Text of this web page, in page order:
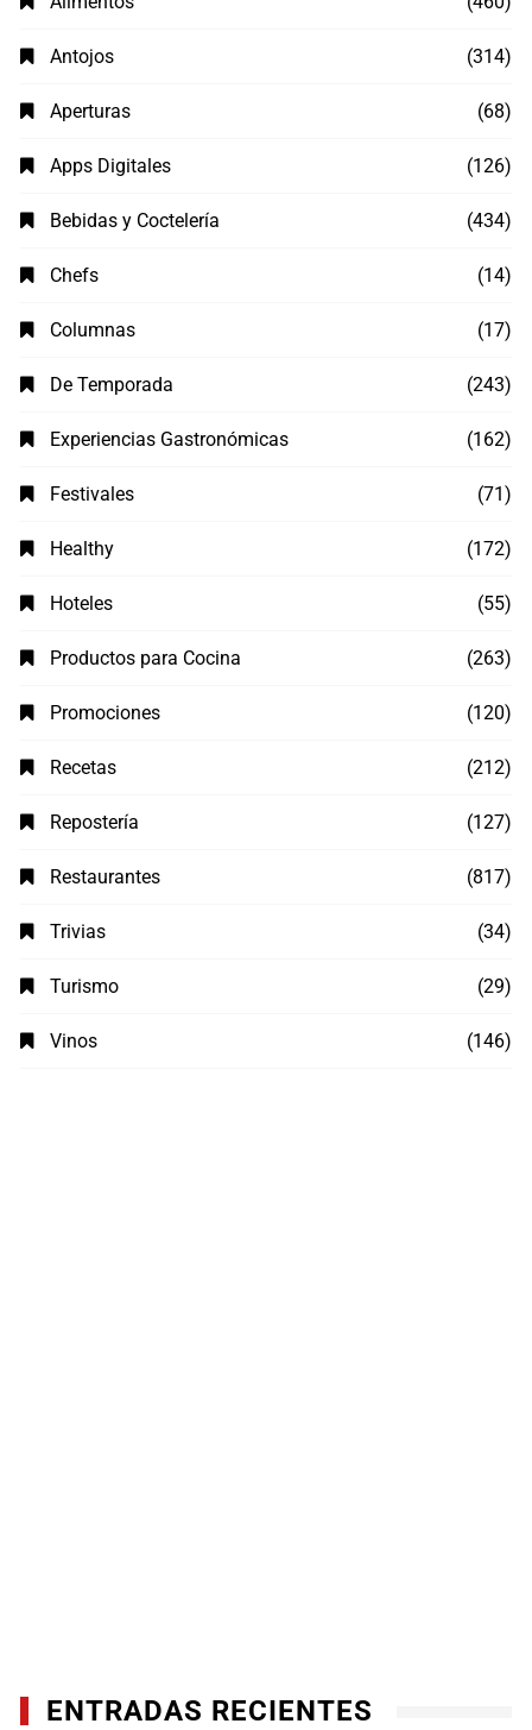
Antojos (314)
Aperturas (68)
Apps Digitales (126)
Bebidas y Coctelería (434)
Chefs (14)
Columnas (17)
De Temporada (243)
Experiencias Gastronómicas (162)
Festivales (71)
Healthy (172)
Hoteles (55)
Productos para Cocina (263)
Promociones (120)
Recetas (212)
Repostería (127)
Restaurantes (817)
Trivias (34)
Turismo (29)
Vinos (146)
ENTRADAS RECIENTES